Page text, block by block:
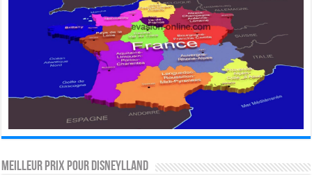
MEILLEUR PRIX POUR DISNEYLLAND